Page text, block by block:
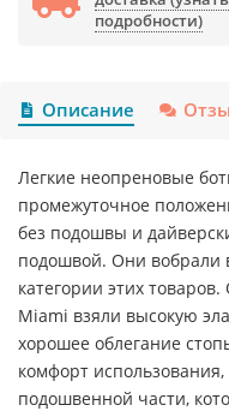
подробности)
Описание
Легкие неопреновые
промежуточное
без подошвы и
подошвой. Они вобрали
категории этих
Miami взяли высокую
хорошее облегание
комфорт
подошвенной части,